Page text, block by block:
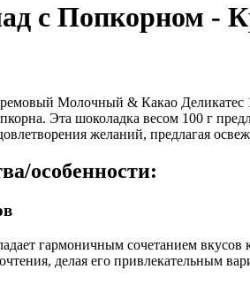
с Попкорном -
Молочный & Какао Деликатес
Эта шоколадка весом 100 г
желаний, предлагая
особенности:
гармоничным сочетанием вкусов
делая его привлекательным